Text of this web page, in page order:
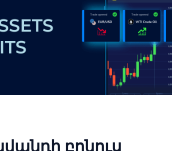
բոնուս